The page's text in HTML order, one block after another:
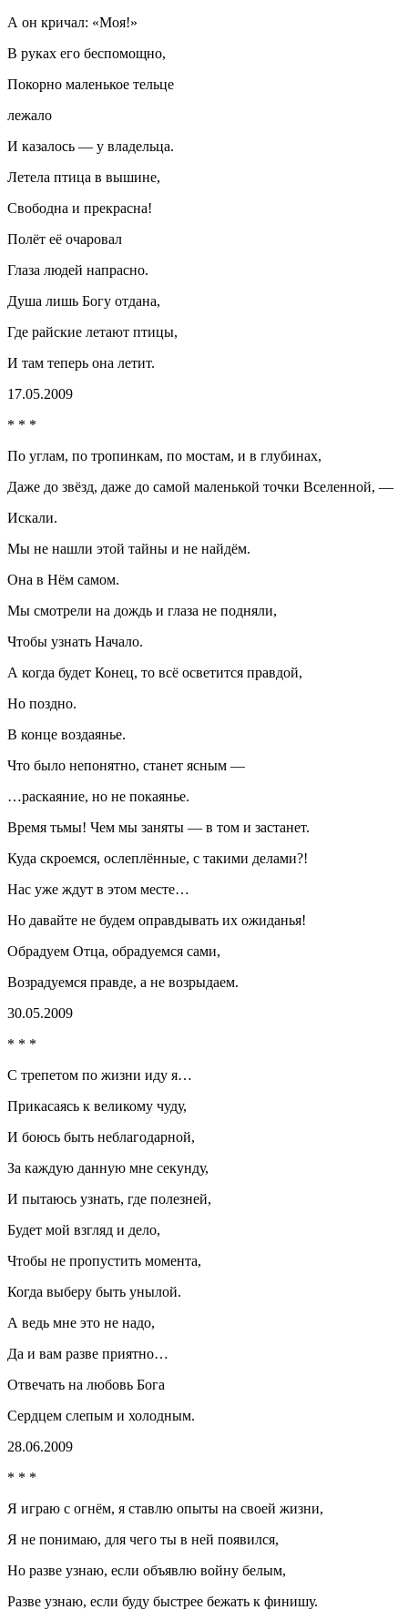
А он кричал: «Моя!»
В руках его беспомощно,
Покорно маленькое тельце
лежало
И казалось — у владельца.
Летела птица в вышине,
Свободна и прекрасна!
Полёт её очаровал
Глаза людей напрасно.
Душа лишь Богу отдана,
Где райские летают птицы,
И там теперь она летит.
17.05.2009
* * *
По углам, по тропинкам, по мостам, и в глубинах,
Даже до звёзд, даже до самой маленькой точки Вселенной, —
Искали.
Мы не нашли этой тайны и не найдём.
Она в Нём самом.
Мы смотрели на дождь и глаза не подняли,
Чтобы узнать Начало.
А когда будет Конец, то всё осветится правдой,
Но поздно.
В конце воздаянье.
Что было непонятно, станет ясным —
…раскаяние, но не покаянье.
Время тьмы! Чем мы заняты — в том и застанет.
Куда скроемся, ослеплённые, с такими делами?!
Нас уже ждут в этом месте…
Но давайте не будем оправдывать их ожиданья!
Обрадуем Отца, обрадуемся сами,
Возрадуемся правде, а не возрыдаем.
30.05.2009
* * *
С трепетом по жизни иду я…
Прикасаясь к великому чуду,
И боюсь быть неблагодарной,
За каждую данную мне секунду,
И пытаюсь узнать, где полезней,
Будет мой взгляд и дело,
Чтобы не пропустить момента,
Когда выберу быть унылой.
А ведь мне это не надо,
Да и вам разве приятно…
Отвечать на любовь Бога
Сердцем слепым и холодным.
28.06.2009
* * *
Я играю с огнём, я ставлю опыты на своей жизни,
Я не понимаю, для чего ты в ней появился,
Но разве узнаю, если объявлю войну белым,
Разве узнаю, если буду быстрее бежать к финишу.